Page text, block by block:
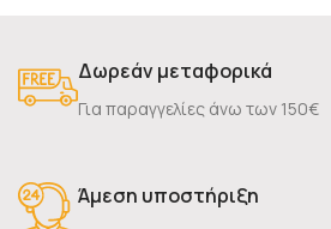
Δωρεάν μεταφορικά
Για παραγγελίες άνω των 150€
Άμεση υποστήριξη